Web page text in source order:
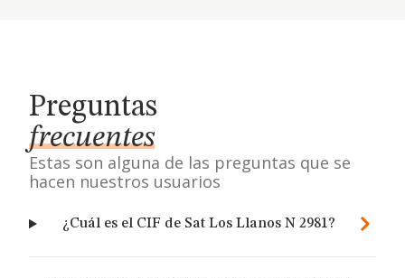
Preguntas
frecuentes
Estas son alguna de las preguntas que se
hacen nuestros usuarios
¿Cuál es el CIF de Sat Los Llanos N 2981?